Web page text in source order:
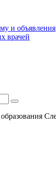
и объявления
врачей
Поиск